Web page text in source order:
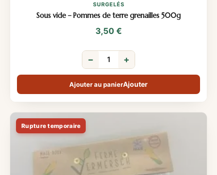
SURGELÉS
Sous vide – Pommes de terre grenailles 500g
3,50 €
− +
Ajouter au panier